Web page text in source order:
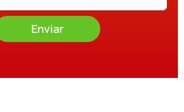
Enviar